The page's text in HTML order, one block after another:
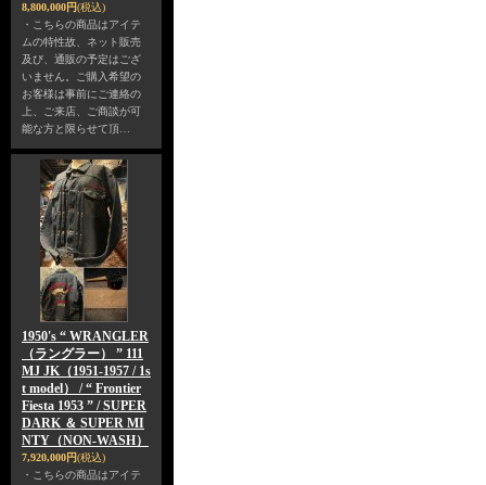
8,800,000円(税込)
・こちらの商品はアイテ
ムの特性故、ネット販売
及び、通販の予定はござ
いません。ご購入希望の
お客様は事前にご連絡の
上、ご来店、ご商談が可
能な方と限らせて頂…
1950's “ WRANGLER
（ラングラー） ” 111
MJ JK（1951-1957 / 1s
t model） / “ Frontier
Fiesta 1953 ” / SUPER
DARK ＆ SUPER MI
NTY（NON-WASH）
7,920,000円(税込)
・こちらの商品はアイテ